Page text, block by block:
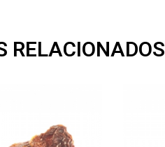
RELACIONADOS